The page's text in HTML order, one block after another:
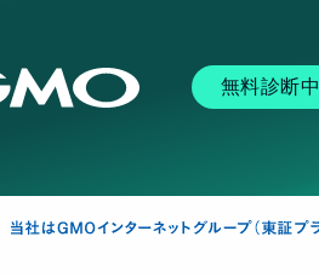
無料診断中